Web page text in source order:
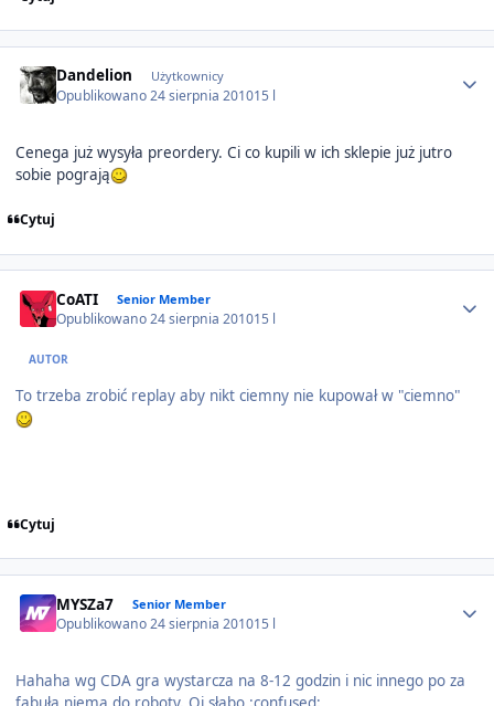
Dandelion Użytkownicy
Opublikowano24 sierpnia 201015 l
Cenega już wysyła preordery. Ci co kupili w ich sklepie już jutro
sobie pograją
Cytuj
CoATI Senior Member
Opublikowano24 sierpnia 201015 l
AUTOR
To trzeba zrobić replay aby nikt ciemny nie kupował w "ciemno"
Cytuj
MYSZa7 Senior Member
Opublikowano24 sierpnia 201015 l
Hahaha wg CDA gra wystarcza na 8-12 godzin i nic innego po za